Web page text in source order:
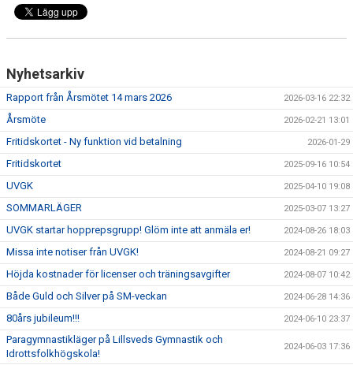
Nyhetsarkiv
Rapport från Årsmötet 14 mars 2026 2026-03-16 22:32
Årsmöte 2026-02-21 13:01
Fritidskortet - Ny funktion vid betalning 2026-01-29
Fritidskortet 2025-09-16 10:54
UVGK 2025-04-10 19:08
SOMMARLÄGER 2025-03-07 13:27
UVGK startar hopprepsgrupp! Glöm inte att anmäla er! 2024-08-26 18:03
Missa inte notiser från UVGK! 2024-08-21 09:27
Höjda kostnader för licenser och träningsavgifter 2024-08-07 10:42
Både Guld och Silver på SM-veckan 2024-06-28 14:36
80års jubileum!!! 2024-06-10 23:37
Paragymnastikläger på Lillsveds Gymnastik och
Idrottsfolkhögskola!
2024-06-03 17:36